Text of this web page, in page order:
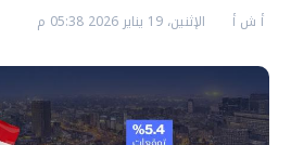
أ ش أ الإثنين، 19 يناير 2026 05:38 م